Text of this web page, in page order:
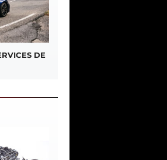
DE